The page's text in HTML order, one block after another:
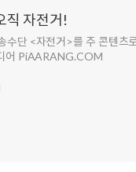
직 자전거!
수단 <자전거>를 주 콘텐츠로
어 PiAARANG.COM